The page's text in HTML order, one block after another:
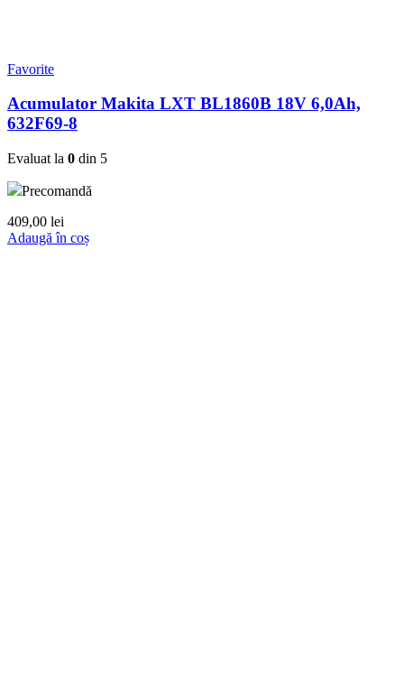
Favorite
Acumulator Makita LXT BL1860B 18V 6,0Ah,
632F69-8
Evaluat la 0 din 5
Precomandă
409,00 lei
Adaugă în coș